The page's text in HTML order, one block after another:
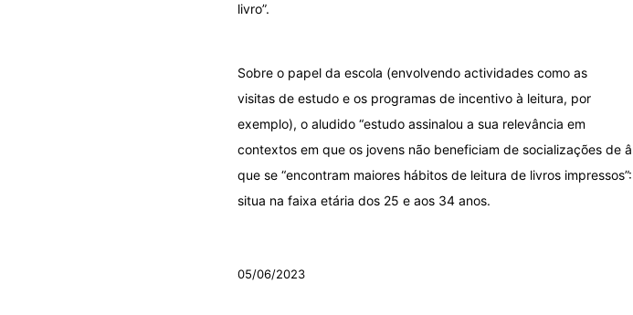
livro”.
Sobre o papel da escola (envolvendo actividades como as
visitas de estudo e os programas de incentivo à leitura, por
exemplo), o aludido “estudo assinalou a sua relevância em
contextos em que os jovens não beneficiam de socializações de
que se “encontram maiores hábitos de leitura de livros
situa na faixa etária dos 25 e aos 34 anos.
05/06/2023